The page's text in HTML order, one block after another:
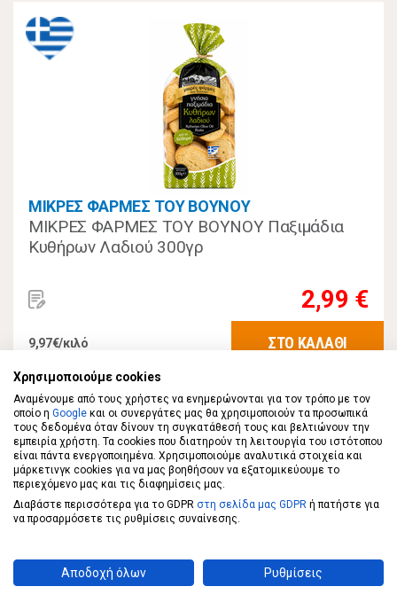
ΜΙΚΡΕΣ ΦΑΡΜΕΣ ΤΟΥ ΒΟΥΝΟΥ
ΜΙΚΡΕΣ ΦΑΡΜΕΣ ΤΟΥ ΒΟΥΝΟΥ Παξιμάδια
Κυθήρων Λαδιού 300γρ
2,99 €
9,97€/κιλό ΣΤΟ ΚΑΛΑΘΙ
ΜΙΚΡΕΣ ΦΑΡΜΕΣ ΤΟΥ ΒΟΥΝΟΥ
Χρησιμοποιούμε cookies
Αναμένουμε από τους χρήστες να ενημερώνονται για τον τρόπο με τον
οποίο η Google και οι συνεργάτες μας θα χρησιμοποιούν τα προσωπικά
τους δεδομένα όταν δίνουν τη συγκατάθεσή τους και βελτιώνουν την
εμπειρία χρήστη. Τα cookies που διατηρούν τη λειτουργία του ιστότοπου
είναι πάντα ενεργοποιημένα. Χρησιμοποιούμε αναλυτικά στοιχεία και
μάρκετινγκ cookies για να μας βοηθήσουν να εξατομικεύουμε το
περιεχόμενο μας και τις διαφημίσεις μας.
Διαβάστε περισσότερα για το GDPR στη σελίδα μας GDPR ή πατήστε για
να προσαρμόσετε τις ρυθμίσεις συναίνεσης.
Αποδοχή όλων Ρυθμίσεις